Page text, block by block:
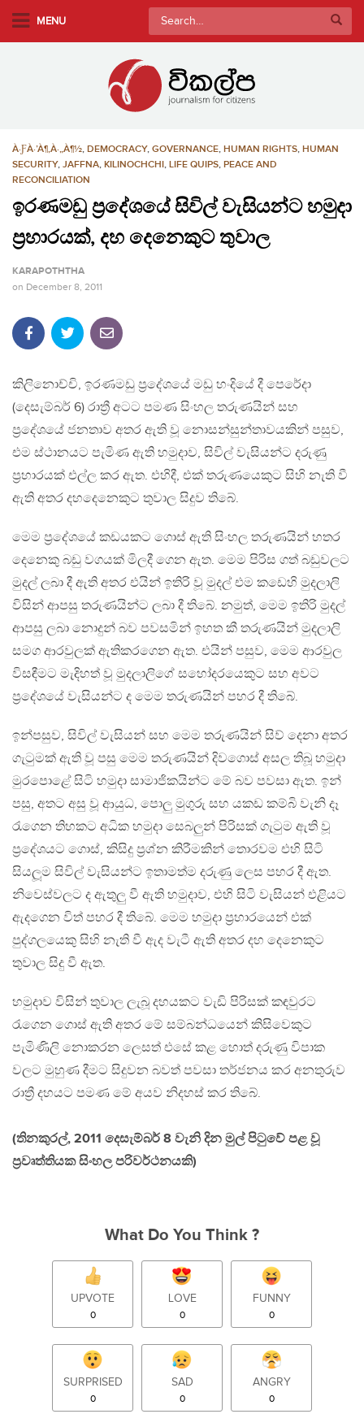
MENU
Search
for:
À·ƑÀ·’À¶‚À·„À¶½, DEMOCRACY, GOVERNANCE, HUMAN RIGHTS, HUMAN
SECURITY, JAFFNA, KILINOCHCHI, LIFE QUIPS, PEACE AND
RECONCILIATION
ඉරණමඩු ප්‍රදේශයේ සිවිල් වැසියන්ට හමුදා
ප්‍රහාරයක්, දහ දෙනෙකුට තුවාල
KARAPOTHTHA
on December 8, 2011
කිලිනොච්චි, ඉරණමඩු ප්‍රදේශයේ මඩු හංදියේ දී පෙරේදා
(දෙසැම්බර් 6) රාත්‍රී අටට පමණ සිංහල තරුණයින් සහ
ප්‍රදේශයේ ජනතාව අතර ඇති වූ නොසන්සුන්තාවයකින් පසුව,
එම ස්ථානයට පැමිණ ඇති හමුදාව, සිවිල් වැසියන්ට දරුණු
ප්‍රහාරයක් එල්ල කර ඇත. එහිදී, එක් තරුණයෙකුට සිහි නැති වී
ඇති අතර දහදෙනෙකුට තුවාල සිදුව තිබේ.
මෙම ප්‍රදේශයේ කඩයකට ගොස් ඇති සිංහල තරුණයින් හතර
දෙනෙකු බඩු වගයක් මිලදී ගෙන ඇත. මෙම පිරිස ගත් බඩුවලට
මුදල් ලබා දී ඇති අතර එයින් ඉතිරි වූ මුදල් එම කඩෙහි මුදලාලි
විසින් ආපසු තරුණයින්ට ලබා දී තිබේ. නමුත්, මෙම ඉතිරි මුදල්
ආපසු ලබා නොදුන් බව පවසමින් ඉහත කී තරුණයින් මුදලාලි
සමග ආරවුලක් ඇතිකරගෙන ඇත. එයින් පසුව, මෙම ආරවුල
විසඳීමට මැදිහත් වූ මුදලාලිගේ සහෝදරයෙකුට සහ අවට
ප්‍රදේශයේ වැසියන්ට ද මෙම තරුණයින් පහර දී තිබේ.
ඉන්පසුව, සිවිල් වැසියන් සහ මෙම තරුණයින් සිව් දෙනා අතර
ගැටුමක් ඇති වූ පසු මෙම තරුණයින් දිවගොස් අසල තිබූ හමුදා
මුරපොළේ සිටි හමුදා සාමාජිකයින්ට මේ බව පවසා ඇත. ඉන්
පසු, අතට අසු වූ ආයුධ, පොලු මුගුරු සහ යකඩ කම්බි වැනි දෑ
රැගෙන තිහකට අධික හමුදා සෙබලුන් පිරිසක් ගැටුම ඇති වූ
ප්‍රදේශයට ගොස්, කිසිදු ප්‍රශ්න කිරීමකින් තොරවම එහි සිටි
සියලූම සිවිල් වැසියන්ට ඉතාමත්ම දරුණු ලෙස පහර දී ඇත.
නිවෙස්වලට ද ඇතුලු වී ඇති හමුදාව, එහි සිටි වැසියන් එළියට
ඇදගෙන විත් පහර දී තිබේ. මෙම හමුදා ප්‍රහාරයෙන් එක්
පුද්ගලයෙකු සිහි නැති වී ඇද වැටී ඇති අතර දහ දෙනෙකුට
තුවාල සිදු වී ඇත.
හමුදාව විසින් තුවාල ලැබූ දහයකට වැඩි පිරිසක් කඳවුරට
රැගෙන ගොස් ඇති අතර මේ සම්බන්ධයෙන් කිසිවෙකුට
පැමිණිලි නොකරන ලෙසත් එසේ කළ හොත් දරුණු විපාක
වලට මුහුණ දීමට සිදුවන බවත් පවසා තර්ජනය කර අනතුරුව
රාත්‍රී දහයට පමණ මේ අයව නිදහස් කර තිබේ.
(තිනකුරල්, 2011 දෙසැම්බර් 8 වැනි දින මුල් පිටුවේ පළ වූ
ප්‍රවෘත්තියක සිංහල පරිවර්ථනයකි)
What Do You Think ?
UPVOTE
0
LOVE
0
FUNNY
0
SURPRISED
0
SAD
0
ANGRY
0